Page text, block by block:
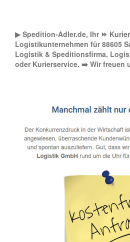
▶︎ Spedition-Adler.de, Ihr ⏩
Logistikunternehmen für 88605
Logistik & Speditionsfirma,
oder Kurierservice. ➡️ Wir freuen